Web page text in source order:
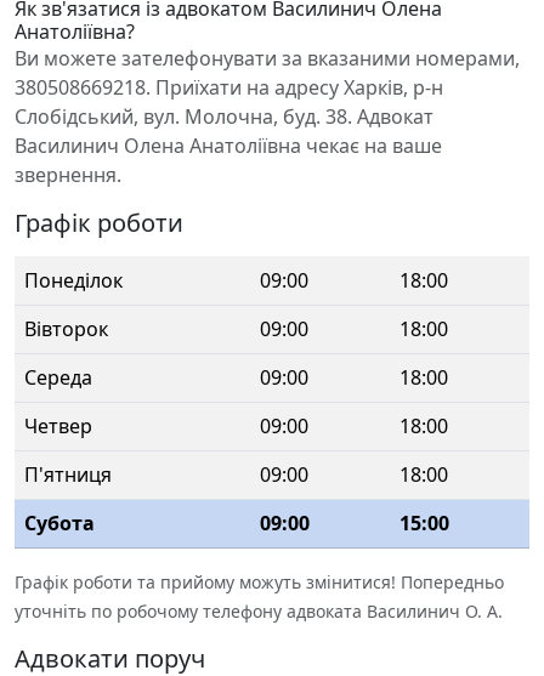
Як зв'язатися із адвокатом Василинич Олена
Анатоліївна?
Ви можете зателефонувати за вказаними номерами,
380508669218. Приїхати на адресу Харків, р-н
Слобідський, вул. Молочна, буд. 38. Адвокат
Василинич Олена Анатоліївна чекає на ваше
звернення.
Графік роботи
Понеділок 09:00
18:00
Вівторок
09:00
18:00
Середа
09:00
18:00
Четвер
09:00
18:00
П'ятниця
09:00
18:00
Субота
09:00 15:00
Графік роботи та прийому можуть змінитися! Попередньо
уточніть по робочому телефону адвоката Василинич О. А.
Адвокати поруч